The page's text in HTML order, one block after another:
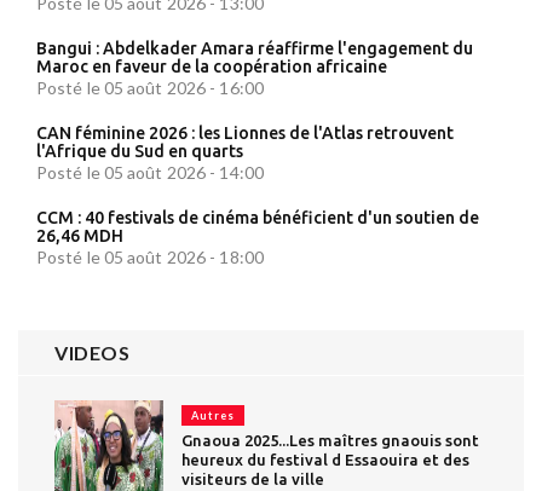
Bangui : Abdelkader Amara réaffirme l'engagement du
Maroc en faveur de la coopération africaine
Posté le 05 août 2026 - 16:00
CAN féminine 2026 : les Lionnes de l'Atlas retrouvent
l'Afrique du Sud en quarts
Posté le 05 août 2026 - 14:00
CCM : 40 festivals de cinéma bénéficient d'un soutien de
26,46 MDH
Posté le 05 août 2026 - 18:00
VIDEOS
Autres
Gnaoua 2025...Les maîtres gnaouis sont
heureux du festival d Essaouira et des
visiteurs de la ville